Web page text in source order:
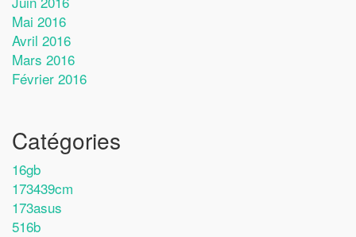
Mai 2016
Avril 2016
Mars 2016
Février 2016
Catégories
16gb
173439cm
173asus
516b